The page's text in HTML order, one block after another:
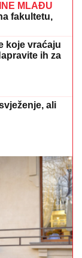
MLAĐU
fakultetu,
koje vraćaju
ih za
ali